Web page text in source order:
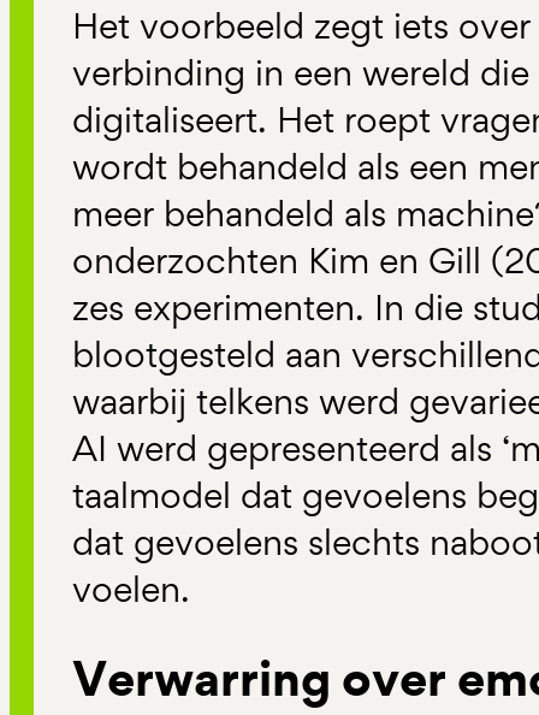
Het voorbeeld zegt iets
verbinding in een wereld die
digitaliseert. Het roept
wordt behandeld als een
meer behandeld als
onderzochten Kim en Gill
zes experimenten. In die
blootgesteld aan
waarbij telkens werd
AI werd gepresenteerd als
taalmodel dat gevoelens
dat gevoelens slechts
voelen.
Verwarring over